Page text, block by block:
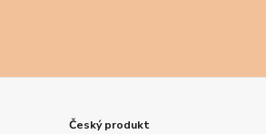
Český produkt